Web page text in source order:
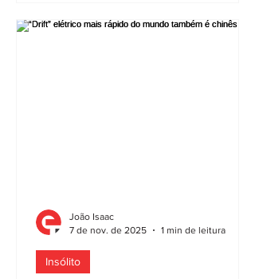
já é bem conhecido. O jogador da
Insólito
João Isaac
7 de nov. de 2025
1 min de leitura